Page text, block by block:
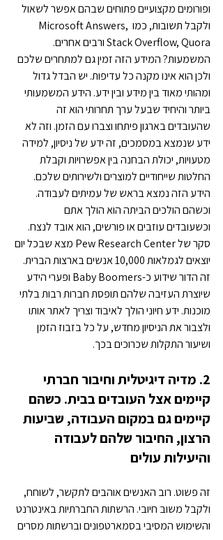
ופורומים מקצועיים פתוחים שבהם אפשר לשאול
ולקבל תשובות, כמו Microsoft Answers,
Stack Overflow, Quora ורבים אחרים.
המשמעות? המידע הזה זמין גם למתחרים שלכם
ולכן הוא אינו מקנה כל עדיפות. יש הבדל גדול
ומהותי מאוד בין מידע ובין ידע. הידע המשמעותי
ביותר והיחיד שבעל ערך תחרותי הוא זה
שהעובדים בארגון פיתחו וצברו עם הזמן. וזה לא
ידע שנמצא במסמכים, זה ידע של ניסיון, למידה
מטעויות, יכולת הבחנה בין אפשרויות וקבלת
החלטות שייחודיים למוצרים ולשירותים שלכם.
הידע הזה נמצא בראש של עמיתים לעבודה.
וכשהם הולכים הביתה הוא הולך אתם
וכשעובדים עוזבים או פורשים, הוא אובד לנצח.
סקר של Pew Research Center מצא שבכל יום
יוצאים לגמלאות 10,000 אנשים בארצות הברית.
זה הדור שידוע כ-Baby Boomers ופערי הידע
שיוצרת העזיבה שלהם תופסת חברות רבות בלתי
מוכנות. ידע חיוני הולך לאיבוד וצריך לאתר אותו
ולצבור את הניסיון מחדש, על כל בזבוז הזמן
ושיעור התקלות שכרוכים בכך.
2. מדיה דיגיטלית וחיבור חברתי
קיימים אצל העובדים בבית. כשהם
קיימים גם במקום העבודה, שביעות
הרצון, החיבור שלהם לעבודה
והיעילות עולים
זה פשוט. רוב האנשים אוהבים לתקשר, לשוחח,
ולקבל משוב חיובי. הרשתות החברתיות באינטרנט
והשימוש המסיבי בסמארטפונים וברשתות מסרים